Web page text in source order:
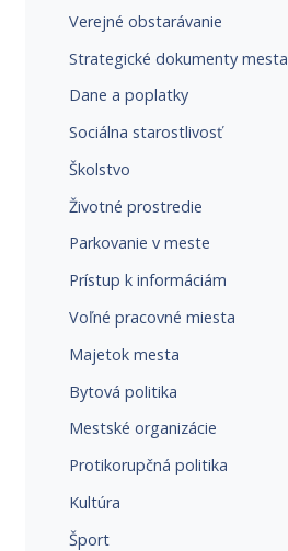
Verejné obstarávanie
Strategické dokumenty mesta
Dane a poplatky
Sociálna starostlivosť
Školstvo
Životné prostredie
Parkovanie v meste
Prístup k informáciám
Voľné pracovné miesta
Majetok mesta
Bytová politika
Mestské organizácie
Protikorupčná politika
Kultúra
Šport